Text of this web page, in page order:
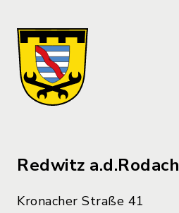
Redwitz a.d.Rodach
Kronacher Straße 41